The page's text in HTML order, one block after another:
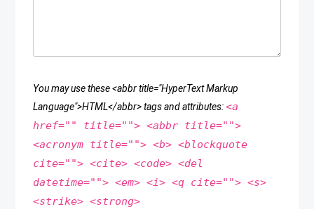
You may use these <abbr title="HyperText Markup
Language">HTML</abbr> tags and attributes:<a
href="" title=""> <abbr title="">
<acronym title=""> <b> <blockquote
cite=""> <cite> <code> <del
datetime=""> <em> <i> <q cite=""> <s>
<strike> <strong>